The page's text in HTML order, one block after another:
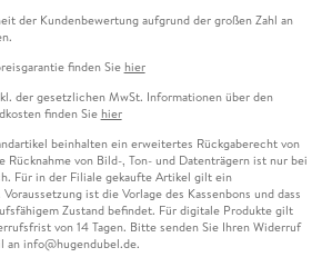
der Kundenbewertung aufgrund der großen Zahl an
finden Sie hier
der gesetzlichen MwSt. Informationen über den
finden Sie hier
beinhalten ein erweitertes Rückgaberecht von
Rücknahme von Bild-, Ton- und Datenträgern ist nur bei
Für in der Filiale gekaufte Artikel gilt ein
ist die Vorlage des Kassenbons und dass
Zustand befindet. Für digitale Produkte gilt
von 14 Tagen. Bitte senden Sie Ihren Widerruf
an info@hugendubel.de.